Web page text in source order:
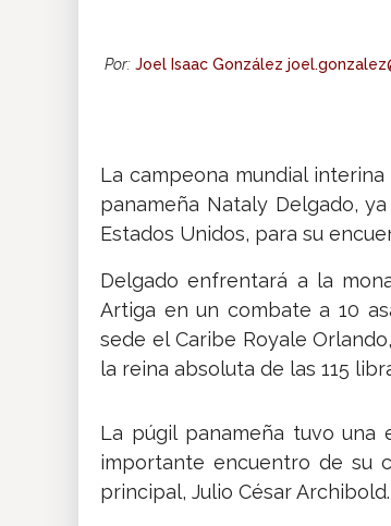
Por: Joel Isaac González
La campeona mundial
panameña Nataly Delgado,
Estados Unidos, para su
Delgado enfrentará a la
Artiga en un combate a 10
sede el Caribe Royale
la reina absoluta de las 115
La púgil panameña tuvo
importante encuentro de su
principal, Julio César Archibold.